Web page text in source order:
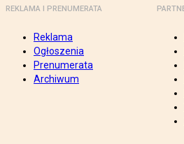
REKLAMA I PRENUMERATA
Reklama
Ogłoszenia
Prenumerata
Archiwum